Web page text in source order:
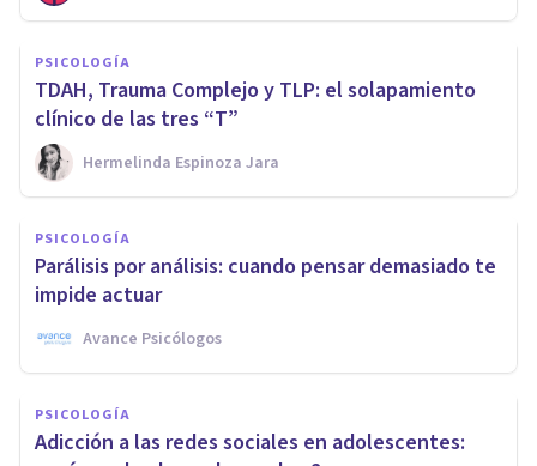
PSICOLOGÍA
TDAH, Trauma Complejo y TLP: el solapamiento
clínico de las tres “T”
Hermelinda Espinoza Jara
PSICOLOGÍA
Parálisis por análisis: cuando pensar demasiado te
impide actuar
Avance Psicólogos
PSICOLOGÍA
Adicción a las redes sociales en adolescentes: